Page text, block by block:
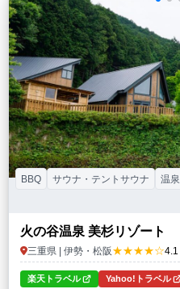
火の谷温泉 美杉リゾート
三重県 | 伊勢・松阪★★★★☆4.1
BBQ サウナ・テントサウナ 温泉
楽天トラベル Yahoo!トラベル